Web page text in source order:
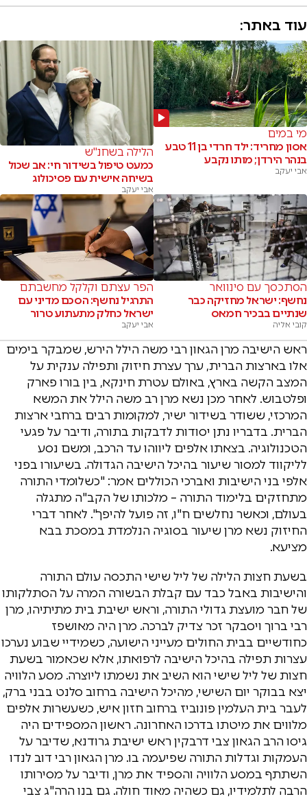
עוד באתר:
מי במים
אסון מחריד: ילד חרדי בן 11 טבע
בנהר הירדן; מותו נקבע
אבי יעקב
הלילה בשחנ"ש
כמעט טיפול בשידור חי: אב שכול
בשיחה אישית עם פסיכולוג
אבי יעקב
הסתכסך עם סינוואר
נחשף: ישראל מחזיקה כבר
שנתיים בבכיר חמאס
קובי אליה
הפר עצתם וקלקל מחשבתם
התרגיל נחשף: הסכם מדיני עם
ישראל כחלק מתעתוע טרור
אבי יעקב
ראש הישיבה מרן הגאון רבי משה הילל הירש, שמבקר בימים
אלו בארצות הברית, ערך עצרת חיזוק ותפילה ענקית על
המצב הקשה בארץ, באולם עטרת חינקא, בין בורו פארק
ופלטבוש. לאחר מכן נשא מרן רב משה הילל את המשא
המרכזי, ששודר בשידור ישיר, למקומות רבים ברחבי ארצות
הברית. בדבריו נתן יסודות לדבקות בתורה, ודיבר על פגעי
הטכנולוגיה. בצאתו אלפים ליווהו עד הרכב, ומשם נסע
לליקווד למסור שיעור בהיכל הישיבה הגדולה. בשיעורו בפני
אלפי בני הישיבות ואברכי הכוללים אמר: "כשלומדי התורה
מתחזקים בלימוד התורה – מלכותו של הקב"ה מתגלה
בעולם, וכאשר נחלשים ח"ו, זה פועל להיפך". לאחר דברי
החיזוק נשא מרן שיעור בסוגיה הנלמדת במסכת בבא
מציעא.
בשעת חצות הלילה של ליל שישי התכסה עולם התורה
והישיבות באבל כבד עם קבלת הבשורה המרה על הסתלקותו
של חבר מועצת גדולי התורה, וראש ישיבת בית מתיתיהו, מרן
רבי ברוך ויסבקר זכר צדיק לברכה. מרן היה מאושפז
כחודשיים בבית החולים מעייני הישועה, כשמידיי שבוע נערכו
עצרות תפילה בהיכל הישיבה לרפואתו, אלא שכאמור בשעת
חצות של ליל שישי הוא השיב את נשמתו ליוצרה. מסע הלוויה
יצא בבוקר יום השישי, מהיכל הישיבה ברחוב סלנט בבני ברק,
לעבר בית העלמין פונוביז ברחוב חזון איש, כשעשרות אלפים
מלווים את מיטתו בדרכו האחרונה. ראשון המספידים היה
גיסו הרב הגאון צבי דרבקין ראש ישיבת גרודנא, שדיבר על
העמקות וגדלות התורה שפיעמה בו. מרן הגאון רבי דוב לנדו
השתתף במסע הלוויה והספיד את מרן, ודיבר על מסירותו
הרבה לתלמידיו, גם כשהיה מאוד חולה. גם בנו הרה"ג צבי